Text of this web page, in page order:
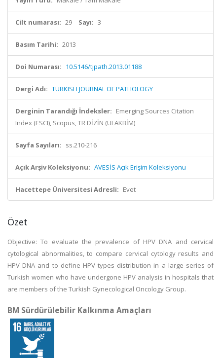
Cilt numarası: 29 Sayı: 3
Basım Tarihi: 2013
Doi Numarası: 10.5146/tjpath.2013.01188
Dergi Adı: TURKISH JOURNAL OF PATHOLOGY
Derginin Tarandığı İndeksler: Emerging Sources Citation
Index (ESCI), Scopus, TR DİZİN (ULAKBİM)
Sayfa Sayıları: ss.210-216
Açık Arşiv Koleksiyonu: AVESİS Açık Erişim Koleksiyonu
Hacettepe Üniversitesi Adresli: Evet
Özet
Objective: To evaluate the prevalence of HPV DNA and cervical
cytological abnormalities, to compare cervical cytology results and
HPV DNA and to define HPV types distribution in a large series of
Turkish women who have undergone HPV analysis in hospitals that
are members of the Turkish Gynecological Oncology Group.
BM Sürdürülebilir Kalkınma Amaçları